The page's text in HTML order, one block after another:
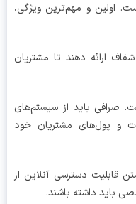
و مهم‌ترین ویژگی،
دهند تا مشتریان
باید از سیستم‌های
مشتریان خود
و داشتن قابلیت دسترسی آنلاین از
داشته باشند.